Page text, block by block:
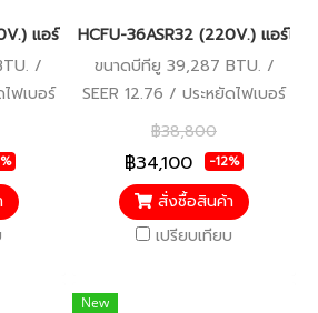
แอร์ไฮเออร์ Haier Gale Cool เครื่องป
/
ฟเบอร์
ซอร์ 5
HCFU-36ASR32 (220V.) แอร์ไ
ขนาดบีทียู 39,287 BTU. /
SEER 12.76 / ประหยัดไฟเบอร์
5 / รับประกันคอมเพรสเซอร์ 5
ปี อะไหล่อื่นๆ 5 ปี
฿38,800
฿34,100 -12%
สั่งซื้อสินค้า
เปรียบเทียบ
New